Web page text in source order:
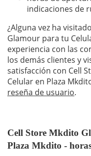
indicaciones de
¿Alguna vez ha
Glamour para tu
experiencia con las
los demás clientes y
satisfacción con Cell
Celular en Plaza
reseña de usuario.
Cell Store Mkdito
Plaza Mkdito -